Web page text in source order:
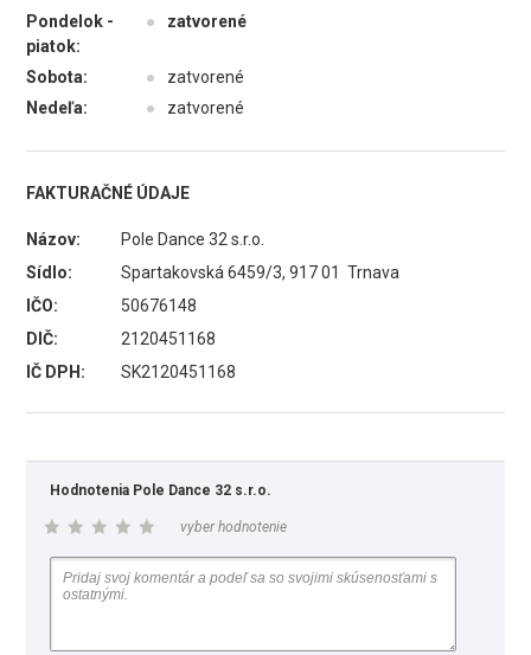
Pondelok -
piatok:
● zatvorené
Sobota: ●
zatvorené
Nedeľa:
● zatvorené
FAKTURAČNÉ ÚDAJE
Názov:
Pole Dance 32 s.r.o.
Sídlo:
Spartakovská 6459/3, 917 01 Trnava
IČO:
50676148
DIČ:
2120451168
IČ DPH:
SK2120451168
Hodnotenia Pole Dance 32 s.r.o.
vyber hodnotenie